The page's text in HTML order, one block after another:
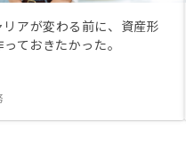
アが変わる前に、資産形
ておきたかった。